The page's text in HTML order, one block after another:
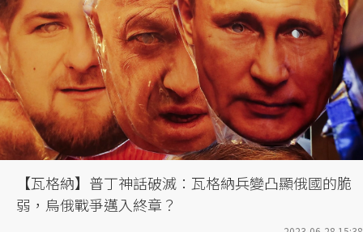
【瓦格納】普丁神話破滅：瓦格納兵變凸顯俄國的脆
弱，烏俄戰爭邁入終章？